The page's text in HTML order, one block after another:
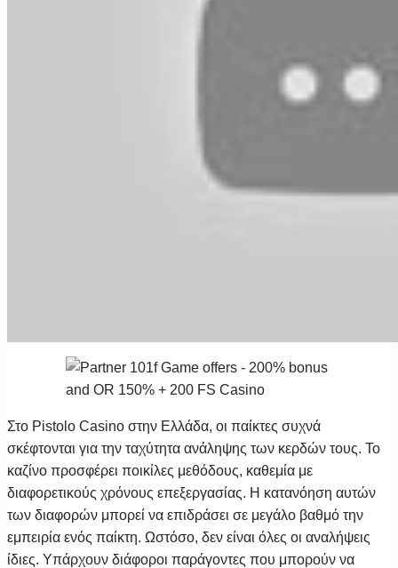
Στο Pistolo Casino στην Ελλάδα, οι παίκτες συχνά
σκέφτονται για την ταχύτητα ανάληψης των κερδών τους. Το
καζίνο προσφέρει ποικίλες μεθόδους, καθεμία με
διαφορετικούς χρόνους επεξεργασίας. Η κατανόηση αυτών
των διαφορών μπορεί να επιδράσει σε μεγάλο βαθμό την
εμπειρία ενός παίκτη. Ωστόσο, δεν είναι όλες οι αναλήψεις
ίδιες. Υπάρχουν διάφοροι παράγοντες που μπορούν να